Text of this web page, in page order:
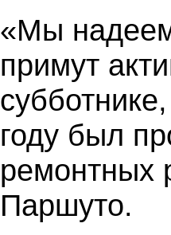
«Мы
примут
году был
ремонтных
Паршуто.